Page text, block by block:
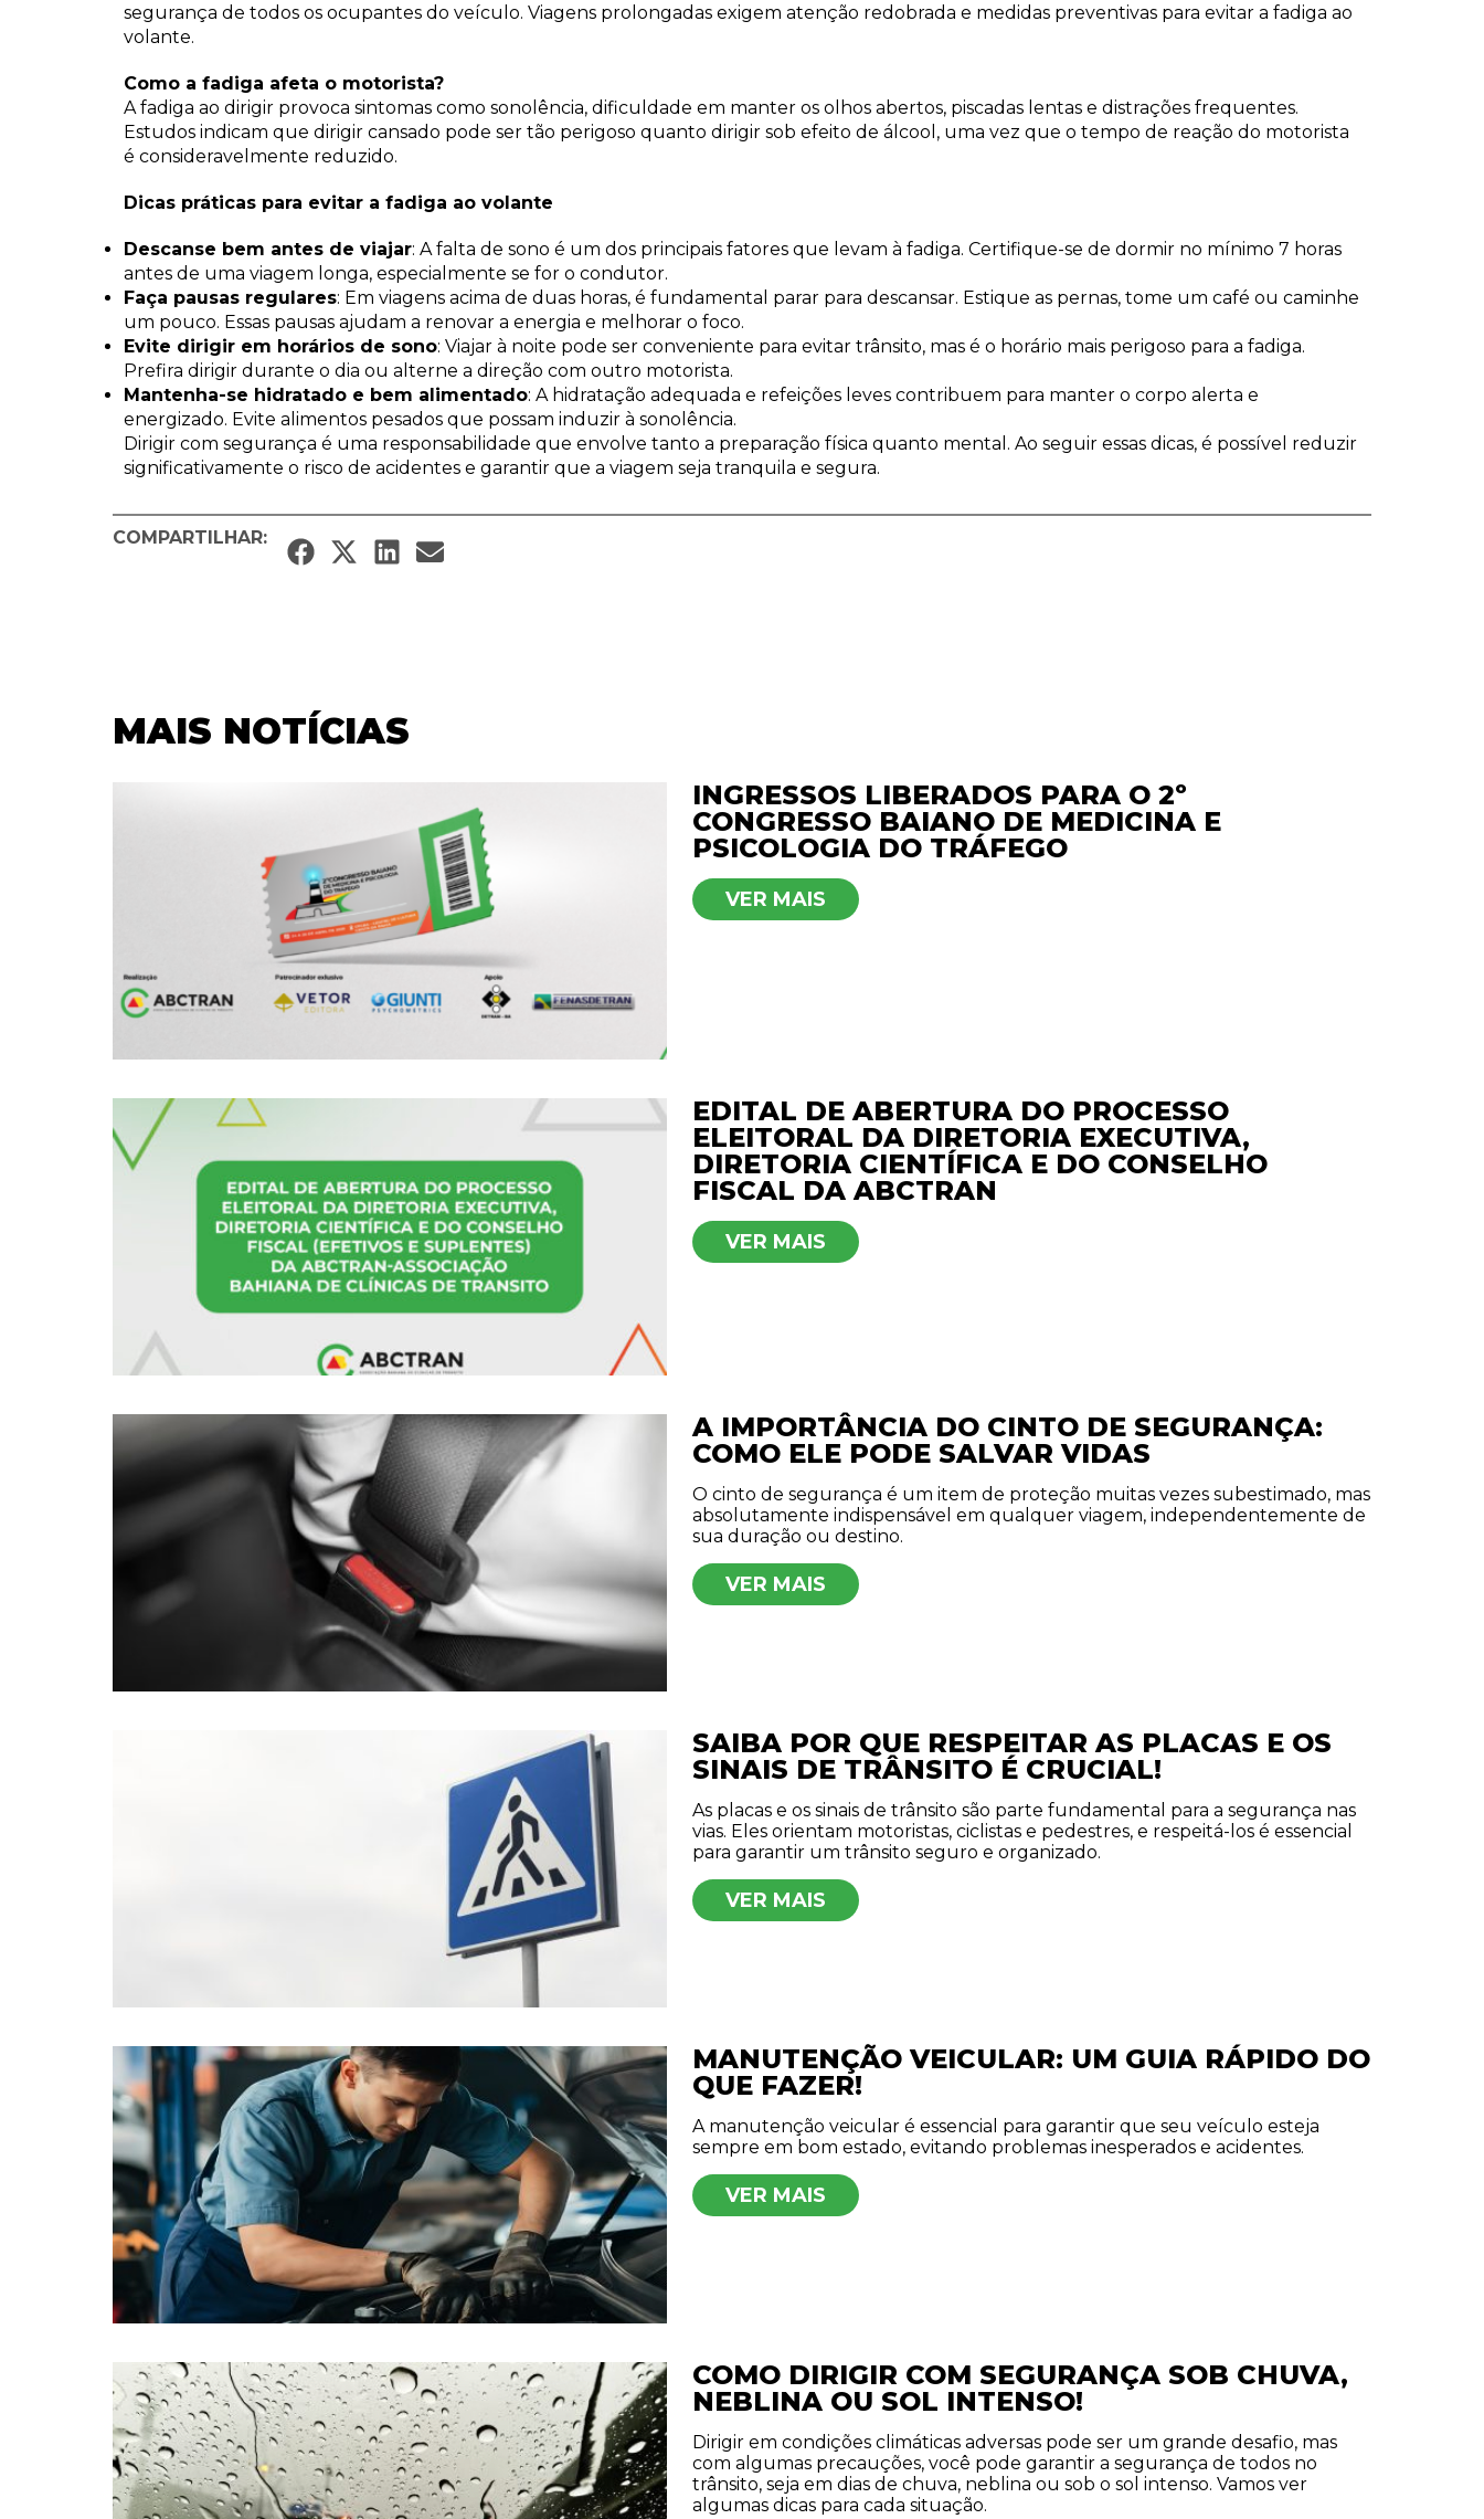
segurança de todos os ocupantes do veículo. Viagens prolongadas exigem atenção redobrada e medidas preventivas para evitar a fadiga ao
volante.
Como a fadiga afeta o motorista?
A fadiga ao dirigir provoca sintomas como sonolência, dificuldade em manter os olhos abertos, piscadas lentas e distrações frequentes.
Estudos indicam que dirigir cansado pode ser tão perigoso quanto dirigir sob efeito de álcool, uma vez que o tempo de reação do motorista
é consideravelmente reduzido.
Dicas práticas para evitar a fadiga ao volante
Descanse bem antes de viajar: A falta de sono é um dos principais fatores que levam à fadiga. Certifique-se de dormir no mínimo 7 horas
antes de uma viagem longa, especialmente se for o condutor.
Faça pausas regulares: Em viagens acima de duas horas, é fundamental parar para descansar. Estique as pernas, tome um café ou caminhe
um pouco. Essas pausas ajudam a renovar a energia e melhorar o foco.
Evite dirigir em horários de sono: Viajar à noite pode ser conveniente para evitar trânsito, mas é o horário mais perigoso para a fadiga.
Prefira dirigir durante o dia ou alterne a direção com outro motorista.
Mantenha-se hidratado e bem alimentado: A hidratação adequada e refeições leves contribuem para manter o corpo alerta e
energizado. Evite alimentos pesados que possam induzir à sonolência.
Dirigir com segurança é uma responsabilidade que envolve tanto a preparação física quanto mental. Ao seguir essas dicas, é possível reduzir
significativamente o risco de acidentes e garantir que a viagem seja tranquila e segura.
COMPARTILHAR:
MAIS NOTÍCIAS
INGRESSOS LIBERADOS PARA O 2º
CONGRESSO BAIANO DE MEDICINA E
PSICOLOGIA DO TRÁFEGO
VER MAIS
EDITAL DE ABERTURA DO PROCESSO
ELEITORAL DA DIRETORIA EXECUTIVA,
DIRETORIA CIENTÍFICA E DO CONSELHO
FISCAL DA ABCTRAN
VER MAIS
A IMPORTÂNCIA DO CINTO DE SEGURANÇA:
COMO ELE PODE SALVAR VIDAS
O cinto de segurança é um item de proteção muitas vezes subestimado, mas
absolutamente indispensável em qualquer viagem, independentemente de
sua duração ou destino.
VER MAIS
SAIBA POR QUE RESPEITAR AS PLACAS E OS
SINAIS DE TRÂNSITO É CRUCIAL!
As placas e os sinais de trânsito são parte fundamental para a segurança nas
vias. Eles orientam motoristas, ciclistas e pedestres, e respeitá-los é essencial
para garantir um trânsito seguro e organizado.
VER MAIS
MANUTENÇÃO VEICULAR: UM GUIA RÁPIDO DO
QUE FAZER!
A manutenção veicular é essencial para garantir que seu veículo esteja
sempre em bom estado, evitando problemas inesperados e acidentes.
VER MAIS
COMO DIRIGIR COM SEGURANÇA SOB CHUVA,
NEBLINA OU SOL INTENSO!
Dirigir em condições climáticas adversas pode ser um grande desafio, mas
com algumas precauções, você pode garantir a segurança de todos no
trânsito, seja em dias de chuva, neblina ou sob o sol intenso. Vamos ver
algumas dicas para cada situação.